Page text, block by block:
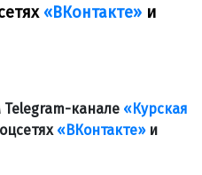
«ВКонтакте» и
канале «Курская
«ВКонтакте»и